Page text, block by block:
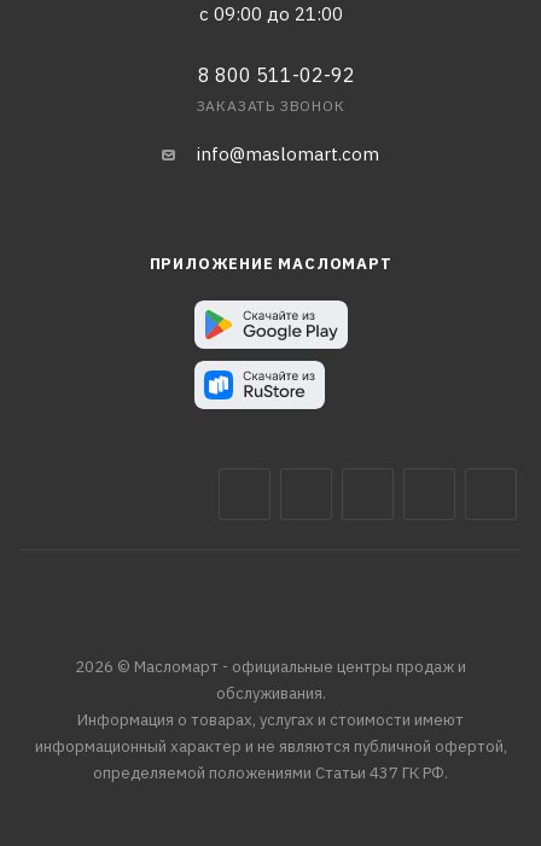
с 09:00 до 21:00
8 800 511-02-92
ЗАКАЗАТЬ ЗВОНОК
info@maslomart.com
ПРИЛОЖЕНИЕ МАСЛОМАРТ
2026 © Масломарт - официальные центры продаж и
обслуживания.
Информация о товарах, услугах и стоимости имеют
информационный характер и не являются публичной офертой,
определяемой положениями Статьи 437 ГК РФ.